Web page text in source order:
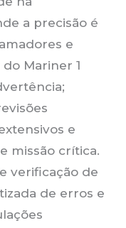
a precisão é
e
Mariner 1
e
missão crítica.
verificação de
de erros e